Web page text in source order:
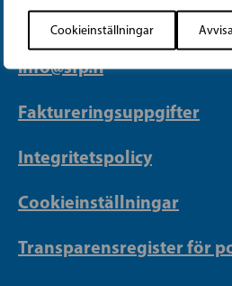
Cookieinställningar Avvisa
PB 430, 00101 Helsingfors
Georgsgatan 27, 00100
info@sfp.fi
Faktureringsuppgifter
Integritetspolicy
Cookieinställningar
Transparensregister för